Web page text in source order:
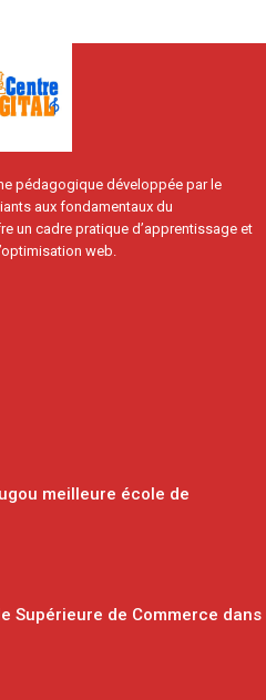
pédagogique développée par le
aux fondamentaux du
un cadre pratique d’apprentissage et
web.
meilleure école de
Supérieure de Commerce dans